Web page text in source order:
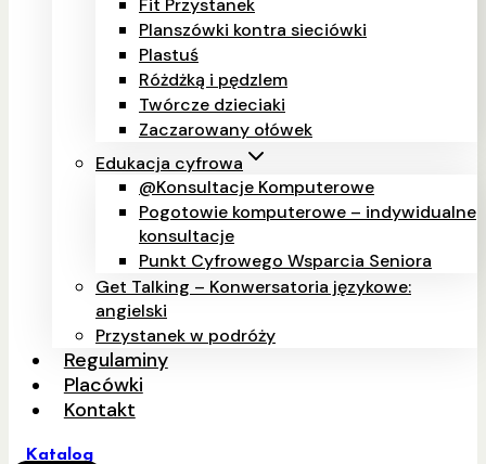
Planszówki kontra sieciówki
Plastuś
Różdżką i pędzlem
Twórcze dzieciaki
Zaczarowany ołówek
Edukacja cyfrowa
@Konsultacje Komputerowe
Pogotowie komputerowe – indywidualne
konsultacje
Punkt Cyfrowego Wsparcia Seniora
Get Talking – Konwersatoria językowe:
angielski
Przystanek w podróży
Regulaminy
Placówki
Kontakt
Katalog